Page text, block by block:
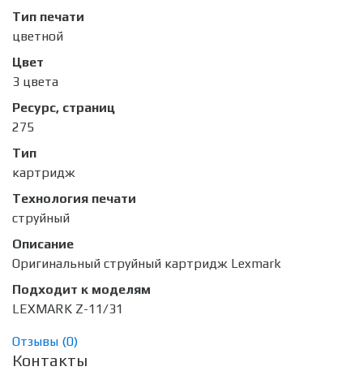
Тип печати
цветной
Цвет
3 цвета
Ресурс, страниц
275
Тип
картридж
Технология печати
струйный
Описание
Оригинальный струйный картридж Lexmark
Подходит к моделям
LEXMARK Z-11/31
Отзывы (0)
Контакты